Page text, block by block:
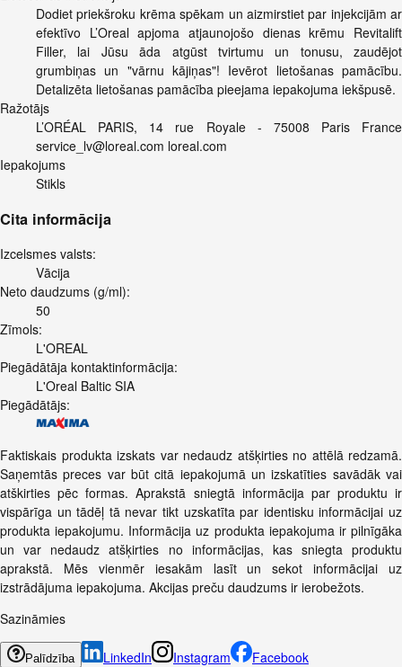
Dodiet priekšroku krēma spēkam un aizmirstiet par injekcijām ar
efektīvo L’Oreal apjoma atjaunojošo dienas krēmu Revitalift
Filler, lai Jūsu āda atgūst tvirtumu un tonusu, zaudējot
grumbiņas un "vārnu kājiņas"! Ievērot lietošanas pamācību.
Detalizēta lietošanas pamācība pieejama iepakojuma iekšpusē.
Ražotājs
L’ORÉAL PARIS, 14 rue Royale - 75008 Paris France
service_lv@loreal.com loreal.com
Iepakojums
Stikls
Cita informācija
Izcelsmes valsts:
Vācija
Neto daudzums (g/ml):
50
Zīmols:
L'OREAL
Piegādātāja kontaktinformācija:
L'Oreal Baltic SIA
Piegādātājs:
Faktiskais produkta izskats var nedaudz atšķirties no attēlā redzamā.
Saņemtās preces var būt citā iepakojumā un izskatīties savādāk vai
atškirties pēc formas. Aprakstā sniegtā informācija par produktu ir
vispārīga un tādēļ tā nevar tikt uzskatīta par identisku informācijai uz
produkta iepakojumu. Informācija uz produkta iepakojuma ir pilnīgāka
un var nedaudz atšķirties no informācijas, kas sniegta produktu
aprakstā. Mēs vienmēr iesakām lasīt un sekot informācijai uz
izstrādājuma iepakojuma. Akcijas preču daudzums ir ierobežots.
Sazināmies
Palīdzība LinkedIn Instagram
Facebook